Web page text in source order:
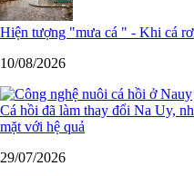
Hiện tượng "mưa cá " - Khi cá
10/08/2026
Cá hồi đã làm thay đổi Na Uy,
mặt với hệ quả
29/07/2026